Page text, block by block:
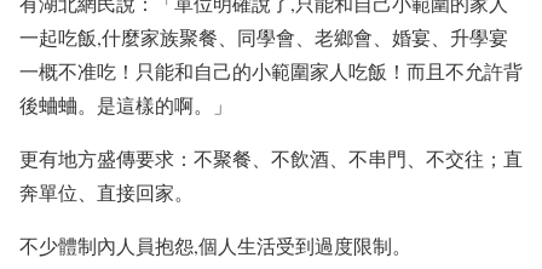
一起吃飯,什麼家族聚餐、同學會、老鄉會、婚宴、升學宴
一概不准吃！只能和自己的小範圍家人吃飯！而且不允許背
後蛐蛐。是這樣的啊。」
更有地方盛傳要求：不聚餐、不飲酒、不串門、不交往；直
奔單位、直接回家。
不少體制內人員抱怨,個人生活受到過度限制。